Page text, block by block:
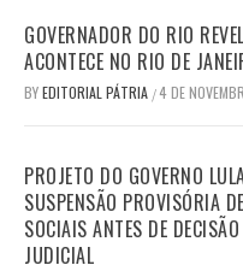
GOVERNADOR DO RIO
ACONTECE NO RIO DE
BYEDITORIAL PÁTRIA /4 DE
PROJETO DO GOVERNO
SUSPENSÃO PROVISÓRIA
SOCIAIS ANTES DE DECISÃO
JUDICIAL